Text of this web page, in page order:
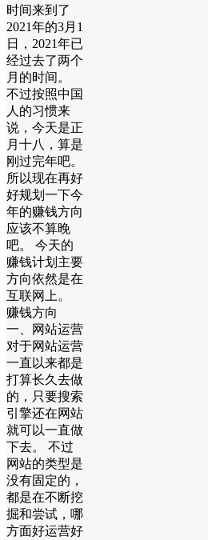
时间来到了
2021年的3月1
日，2021年已
经过去了两个
月的时间。
不过按照中国
人的习惯来
说，今天是正
月十八，算是
刚过完年吧。
所以现在再好
好规划一下今
年的赚钱方向
应该不算晚
吧。 今天的
赚钱计划主要
方向依然是在
互联网上。
赚钱方向
一、网站运营
对于网站运营
一直以来都是
打算长久去做
的，只要搜索
引擎还在网站
就可以一直做
下去。 不过
网站的类型是
没有固定的，
都是在不断挖
掘和尝试，哪
方面好运营好